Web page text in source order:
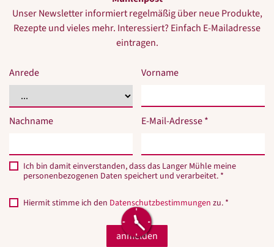
Unser Newsletter informiert regelmäßig über neue Produkte,
Rezepte und vieles mehr. Interessiert? Einfach E-Mailadresse
eintragen.
Anrede Vorname
Nachname E-Mail-Adresse *
Ich bin damit einverstanden, dass das Langer Mühle meine
personenbezogenen Daten speichert und verarbeitet. *
Hiermit stimme ich den Datenschutzbestimmungen zu. *